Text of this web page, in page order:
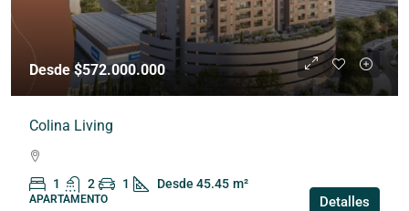
Desde $572.000.000
Colina Living
1 2 1 Desde 45.45 m²
APARTAMENTO Detalles